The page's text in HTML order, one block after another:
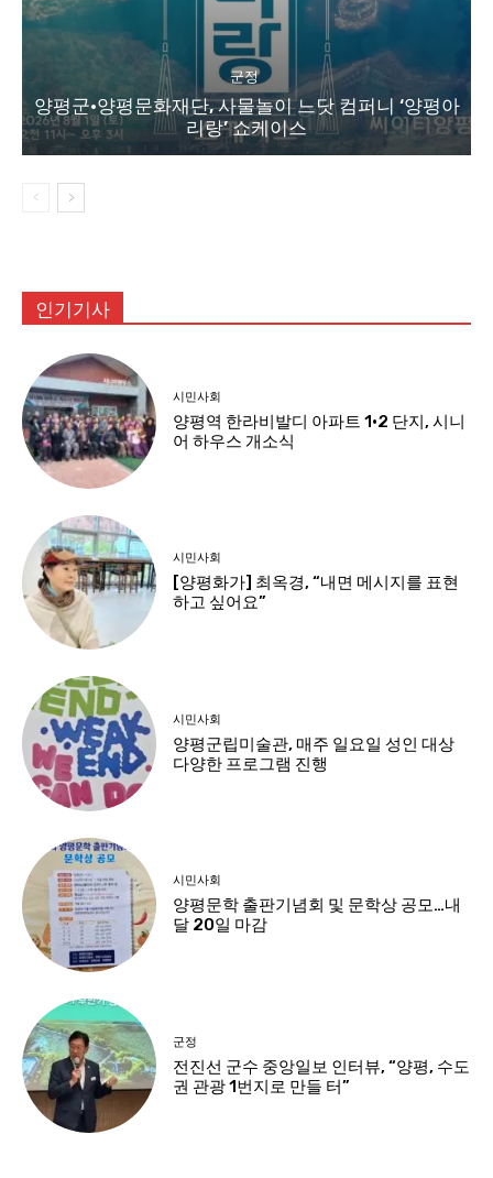
군정
양평군·양평문화재단, 사물놀이 느닷 컴퍼니 ‘양평아
리랑’ 쇼케이스
인기기사
시민사회
양평역 한라비발디 아파트 1·2 단지, 시니
어 하우스 개소식
시민사회
[양평화가] 최옥경, “내면 메시지를 표현
하고 싶어요”
시민사회
양평군립미술관, 매주 일요일 성인 대상
다양한 프로그램 진행
시민사회
양평문학 출판기념회 및 문학상 공모…내
달 20일 마감
군정
전진선 군수 중앙일보 인터뷰, “양평, 수도
권 관광 1번지로 만들 터”